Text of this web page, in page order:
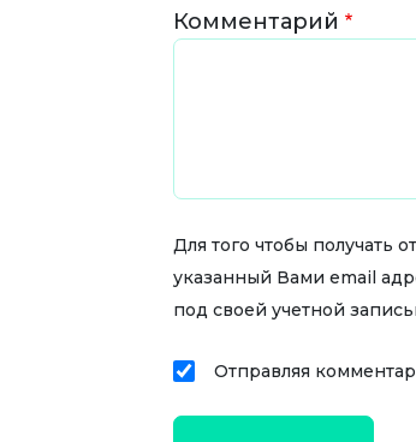
Комментарий
Для того чтобы получать
указанный Вами email
под своей учетной
Отправляя